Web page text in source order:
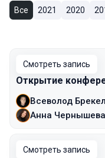
Все 2021 2020
Смотреть запись
Открытие
Всеволод
Анна Чернышева
Смотреть запись